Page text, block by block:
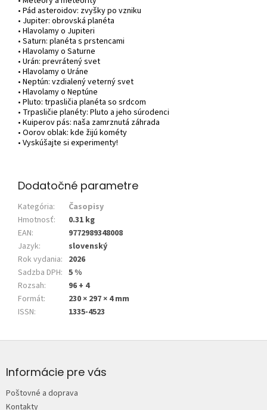
• Pád asteroidov: zvyšky po vzniku
• Jupiter: obrovská planéta
• Hlavolamy o Jupiteri
• Saturn: planéta s prstencami
• Hlavolamy o Saturne
• Urán: prevrátený svet
• Hlavolamy o Uráne
• Neptún: vzdialený veterný svet
• Hlavolamy o Neptúne
• Pluto: trpasličia planéta so srdcom
• Trpasličie planéty: Pluto a jeho súrodenci
• Kuiperov pás: naša zamrznutá záhrada
• Oorov oblak: kde žijú kométy
• Vyskúšajte si experimenty!
Dodatočné parametre
Kategória:
Časopisy
Hmotnosť:
0.31 kg
EAN:
9772989348008
Jazyk:
slovenský
Rok vydania: 2026
Sadzba DPH: 5 %
Rozsah:
96 + 4
Formát:
230 × 297 × 4 mm
ISSN: 1335-4523
pInformácie pre vás
Poštovné a doprava
Kontakty